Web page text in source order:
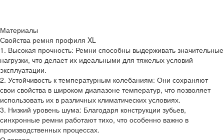
Материалы
Свойства ремня профиля XL
1. Высокая прочность: Ремни способны выдерживать значительные
нагрузки, что делает их идеальными для тяжелых условий
эксплуатации.
2. Устойчивость к температурным колебаниям: Они сохраняют
свои свойства в широком диапазоне температур, что позволяет
использовать их в различных климатических условиях.
3. Низкий уровень шума: Благодаря конструкции зубьев,
синхронные ремни работают тихо, что особенно важно в
производственных процессах.